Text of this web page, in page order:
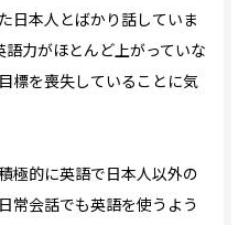
日本人とばかり話していま
力がほとんど上がっていな
標を喪失していることに気
極的に英語で日本人以外の
常会話でも英語を使うよう